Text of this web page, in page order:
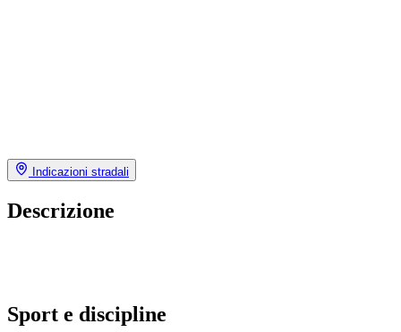
Indicazioni stradali
Descrizione
Sport e discipline